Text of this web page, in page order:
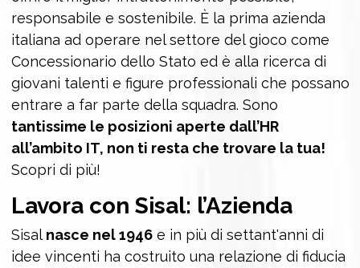
responsabile e sostenibile. È la prima azienda
italiana ad operare nel settore del gioco come
Concessionario dello Stato ed è alla ricerca di
giovani talenti e figure professionali che possano
entrare a far parte della squadra. Sono
tantissime le posizioni aperte dall’HR
all’ambito IT, non ti resta che trovare la tua!
Scopri di più!
Lavora con Sisal: l’Azienda
Sisal nasce nel 1946e in più di settant'anni di
idee vincenti ha costruito una relazione di fiducia